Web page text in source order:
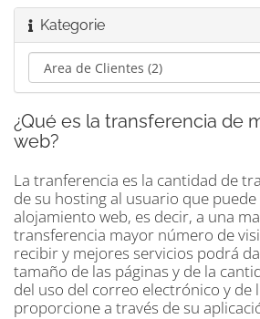
Kategorie
¿Qué es la transferencia de
web?
La tranferencia es la cantidad de
de su hosting al usuario que
alojamiento web, es decir, a una
transferencia mayor número de
recibir y mejores servicios podrá
tamaño de las páginas y de la
del uso del correo electrónico y de
proporcione a través de su